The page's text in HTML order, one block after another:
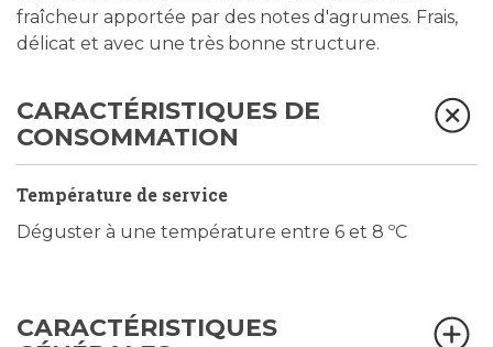
fraîcheur apportée par des notes d'agrumes. Frais,
délicat et avec une très bonne structure.
CARACTÉRISTIQUES DE
CONSOMMATION
Température de service
Déguster à une température entre 6 et 8 ºC
CARACTÉRISTIQUES